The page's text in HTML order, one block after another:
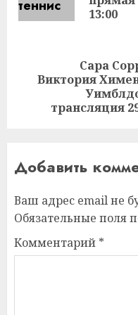
13:00
Следующая
запись:
Сара
Виктория
трансляция
Добавить
Ваш адрес email не
Обязательные поля
Комментарий *